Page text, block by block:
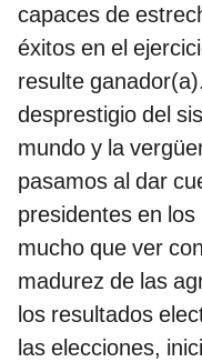
capaces de
éxitos en el
resulte
desprestigio del
mundo y la
pasamos al dar
presidentes en
mucho que ver
madurez de las
los resultados
las elecciones,